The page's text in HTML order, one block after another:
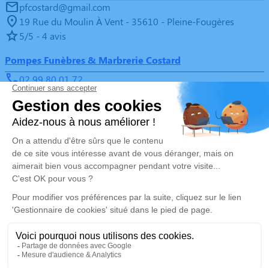
pfcostard@gmail.com
19 Rue du Moulin À Vent - 35610 - Pleine-Fougères
5/5 - 4 avis
Pompes Funèbres & Marbrerie Costard
02 99 80 01 72
pfcostard@gmail.com
10 Place de l'Église - 35120 - La Boussac
4.9/5 - 65 avis
Nos Services
Organiser des obsèques
Monuments funéraires
Services aux familles
Liens utiles
Avis de décès
Demande de rendez-vous en
Nos réseaux sociaux
Politique de traitement des données personnelles
Politique d’utilisation des cookies